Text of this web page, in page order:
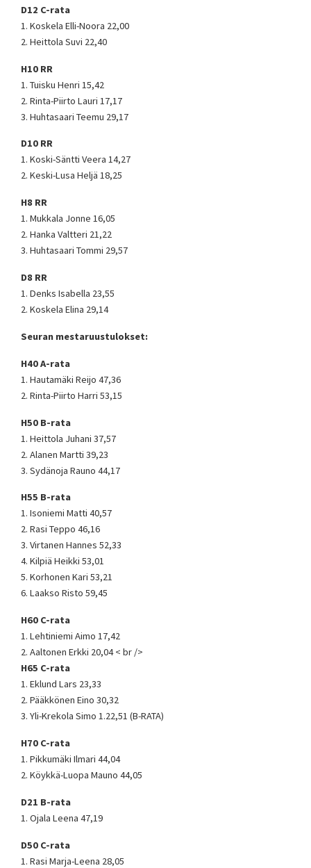
D12 C-rata
1. Koskela Elli-Noora 22,00
2. Heittola Suvi 22,40
H10 RR
1. Tuisku Henri 15,42
2. Rinta-Piirto Lauri 17,17
3. Huhtasaari Teemu 29,17
D10 RR
1. Koski-Säntti Veera 14,27
2. Keski-Lusa Heljä 18,25
H8 RR
1. Mukkala Jonne 16,05
2. Hanka Valtteri 21,22
3. Huhtasaari Tommi 29,57
D8 RR
1. Denks Isabella 23,55
2. Koskela Elina 29,14
Seuran mestaruustulokset:
H40 A-rata
1. Hautamäki Reijo 47,36
2. Rinta-Piirto Harri 53,15
H50 B-rata
1. Heittola Juhani 37,57
2. Alanen Martti 39,23
3. Sydänoja Rauno 44,17
H55 B-rata
1. Isoniemi Matti 40,57
2. Rasi Teppo 46,16
3. Virtanen Hannes 52,33
4. Kilpiä Heikki 53,01
5. Korhonen Kari 53,21
6. Laakso Risto 59,45
H60 C-rata
1. Lehtiniemi Aimo 17,42
2. Aaltonen Erkki 20,04 < br />
H65 C-rata
1. Eklund Lars 23,33
2. Pääkkönen Eino 30,32
3. Yli-Krekola Simo 1.22,51 (B-RATA)
H70 C-rata
1. Pikkumäki Ilmari 44,04
2. Köykkä-Luopa Mauno 44,05
D21 B-rata
1. Ojala Leena 47,19
D50 C-rata
1. Rasi Marja-Leena 28,05